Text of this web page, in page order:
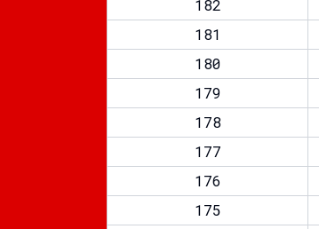
182
181
180
179
178
177
176
175